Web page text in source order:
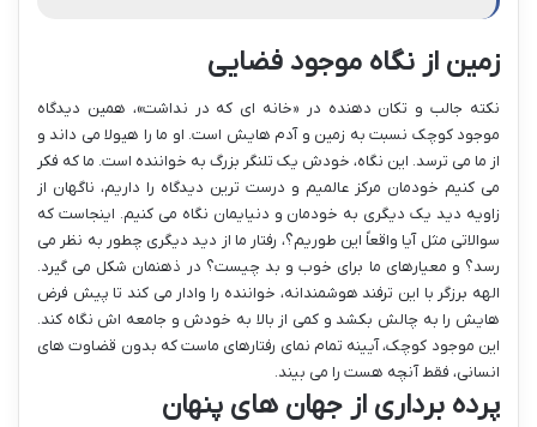
زمین از نگاه موجود فضایی
نکته جالب و تکان دهنده در «خانه ای که در نداشت»، همین دیدگاه
موجود کوچک نسبت به زمین و آدم هایش است. او ما را هیولا می داند و
از ما می ترسد. این نگاه، خودش یک تلنگر بزرگ به خواننده است. ما که فکر
می کنیم خودمان مرکز عالمیم و درست ترین دیدگاه را داریم، ناگهان از
زاویه دید یک دیگری به خودمان و دنیایمان نگاه می کنیم. اینجاست که
سوالاتی مثل آیا واقعاً این طوریم؟، رفتار ما از دید دیگری چطور به نظر می
رسد؟ و معیارهای ما برای خوب و بد چیست؟ در ذهنمان شکل می گیرد.
الهه برزگر با این ترفند هوشمندانه، خواننده را وادار می کند تا پیش فرض
هایش را به چالش بکشد و کمی از بالا به خودش و جامعه اش نگاه کند.
این موجود کوچک، آیینه تمام نمای رفتارهای ماست که بدون قضاوت های
انسانی، فقط آنچه هست را می بیند.
پرده برداری از جهان های پنهان